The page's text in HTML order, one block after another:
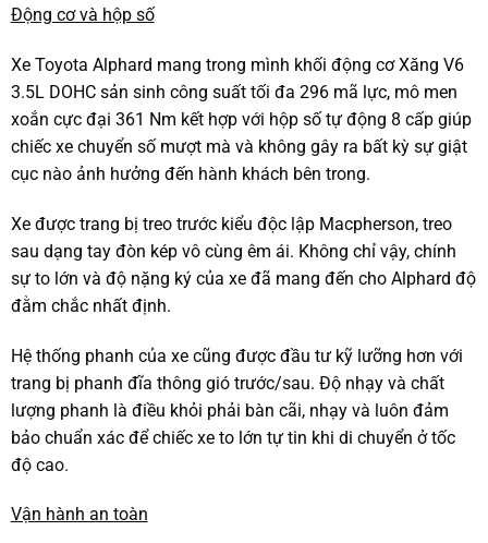
Động cơ và hộp số
Xe Toyota Alphard mang trong mình khối động cơ Xăng V6
3.5L DOHC sản sinh công suất tối đa 296 mã lực, mô men
xoắn cực đại 361 Nm kết hợp với hộp số tự động 8 cấp giúp
chiếc xe chuyển số mượt mà và không gây ra bất kỳ sự giật
cục nào ảnh hưởng đến hành khách bên trong.
Xe được trang bị treo trước kiểu độc lập Macpherson, treo
sau dạng tay đòn kép vô cùng êm ái. Không chỉ vậy, chính
sự to lớn và độ nặng ký của xe đã mang đến cho Alphard độ
đằm chắc nhất định.
Hệ thống phanh của xe cũng được đầu tư kỹ lưỡng hơn với
trang bị phanh đĩa thông gió trước/sau. Độ nhạy và chất
lượng phanh là điều khỏi phải bàn cãi, nhạy và luôn đảm
bảo chuẩn xác để chiếc xe to lớn tự tin khi di chuyển ở tốc
độ cao.
Vận hành an toàn